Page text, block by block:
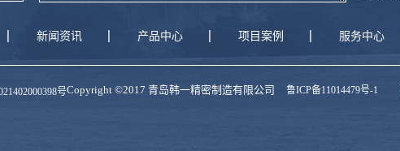
新闻资讯 产品中心 项目案例 服务中心
号Copyright ©2017 青岛韩一精密制造有限公司 鲁ICP备11014479号-1